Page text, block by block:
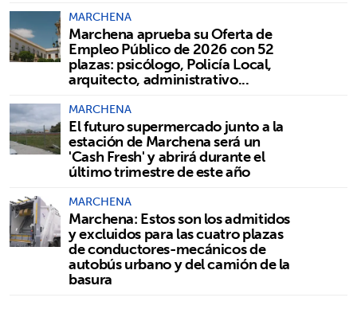
MARCHENA
Marchena aprueba su Oferta de
Empleo Público de 2026 con 52
plazas: psicólogo, Policía Local,
arquitecto, administrativo...
MARCHENA
El futuro supermercado junto a la
estación de Marchena será un
'Cash Fresh' y abrirá durante el
último trimestre de este año
MARCHENA
Marchena: Estos son los admitidos
y excluidos para las cuatro plazas
de conductores-mecánicos de
autobús urbano y del camión de la
basura